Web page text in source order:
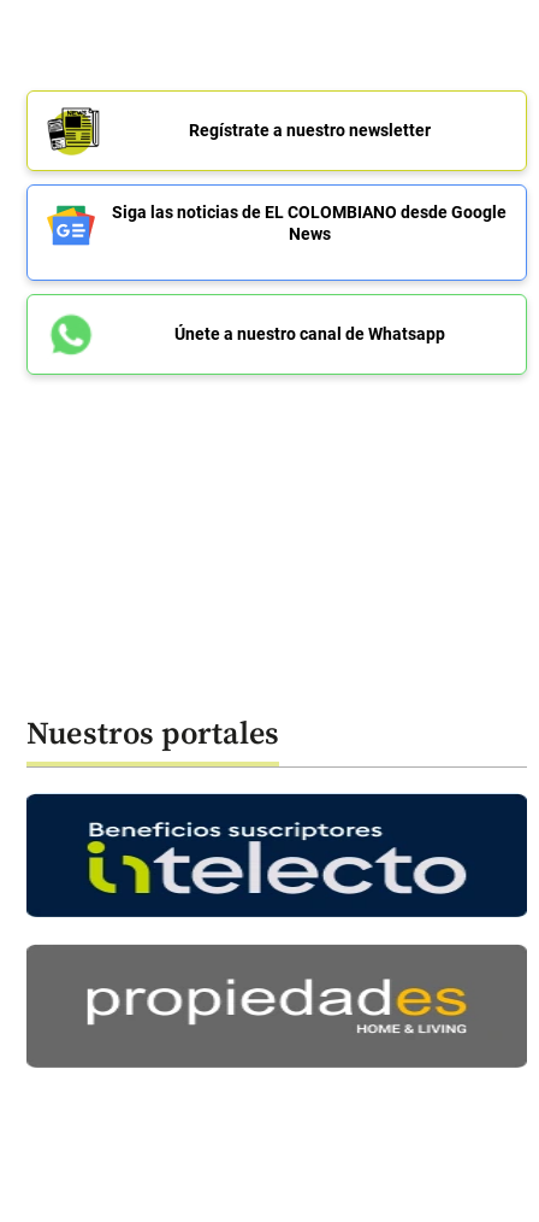
Regístrate a nuestro newsletter
Siga las noticias de EL COLOMBIANO desde Google
News
Únete a nuestro canal de Whatsapp
Nuestros portales